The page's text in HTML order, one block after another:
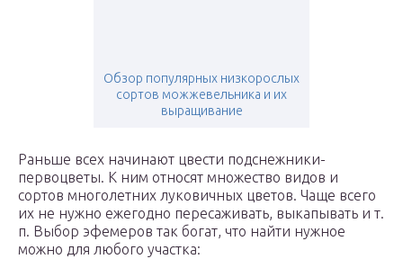
Обзор популярных низкорослых
сортов можжевельника и их
выращивание
Раньше всех начинают цвести подснежники-
первоцветы. К ним относят множество видов и
сортов многолетних луковичных цветов. Чаще всего
их не нужно ежегодно пересаживать, выкапывать и т.
п. Выбор эфемеров так богат, что найти нужное
можно для любого участка: